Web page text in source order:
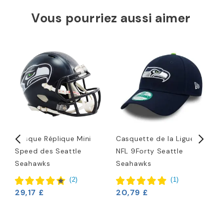
Vous pourriez aussi aimer
Casque Réplique Mini
Speed des Seattle
Seahawks
(2)
29,17 £
Casquette de la Ligue
NFL 9Forty Seattle
Seahawks
(1)
20,79 £